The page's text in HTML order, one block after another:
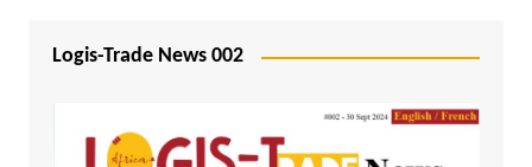
Logis-Trade News 002